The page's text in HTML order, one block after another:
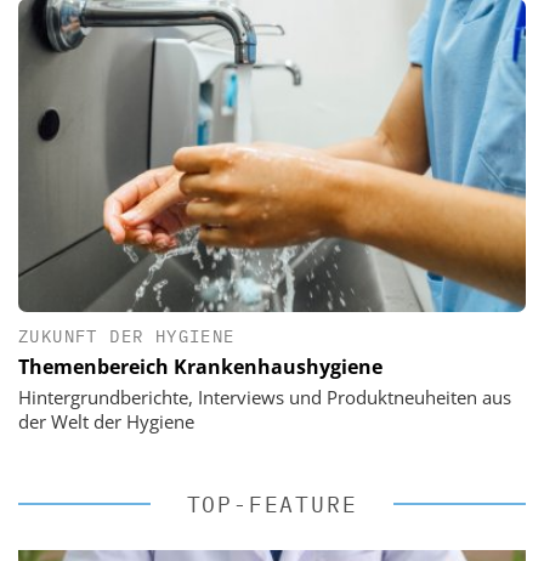
ZUKUNFT DER HYGIENE
Themenbereich Krankenhaushygiene
Hintergrundberichte, Interviews und Produktneuheiten aus
der Welt der Hygiene
TOP-FEATURE